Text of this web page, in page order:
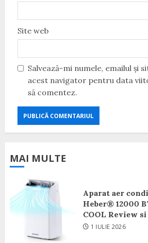
Site web
Salvează-mi numele, emailul și
acest navigator pentru data
să comentez.
MAI MULTE
Aparat aer
Heber® 12000
COOL Review
1 IULIE 2026